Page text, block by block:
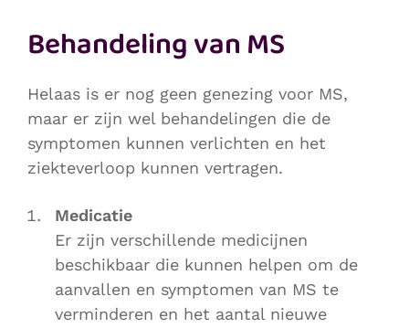
Behandeling van MS
Helaas is er nog geen genezing voor MS,
maar er zijn wel behandelingen die de
symptomen kunnen verlichten en het
ziekteverloop kunnen vertragen.
Medicatie
Er zijn verschillende medicijnen
beschikbaar die kunnen helpen om de
aanvallen en symptomen van MS te
verminderen en het aantal nieuwe